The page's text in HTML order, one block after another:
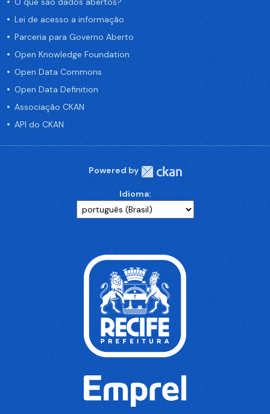
Lei de acesso a informação
Parceria para Governo Aberto
Open Knowledge Foundation
Open Data Commons
Open Data Definition
Associação CKAN
API do CKAN
Powered by
Idioma